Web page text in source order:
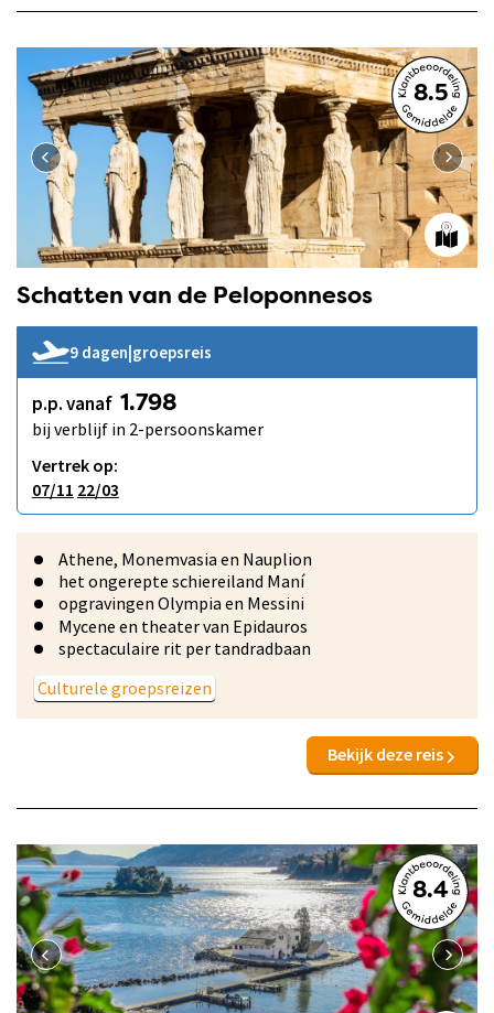
8.5
Schatten van de Peloponnesos
9 dagen|groepsreis
p.p. vanaf 1.798
bij verblijf in 2-persoonskamer
Vertrek op:
07/11 22/03
Athene, Monemvasia en Nauplion
het ongerepte schiereiland Maní
opgravingen Olympia en Messini
Mycene en theater van Epidauros
spectaculaire rit per tandradbaan
Culturele groepsreizen
Bekijk deze reis
8.4